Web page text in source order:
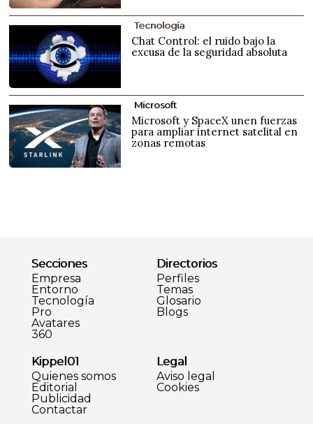
Tecnología
Chat Control: el ruido bajo la
excusa de la seguridad absoluta
Microsoft
Microsoft y SpaceX unen fuerzas
para ampliar internet satelital en
zonas remotas
Secciones
Empresa
Entorno
Tecnología
Pro
Avatares
360
Directorios
Perfiles
Temas
Glosario
Blogs
Kippel01
Quienes somos
Editorial
Publicidad
Contactar
Legal
Aviso legal
Cookies